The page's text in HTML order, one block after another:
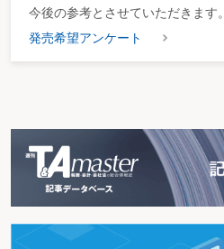
今後の参考とさせていただきます。
発売希望アンケート